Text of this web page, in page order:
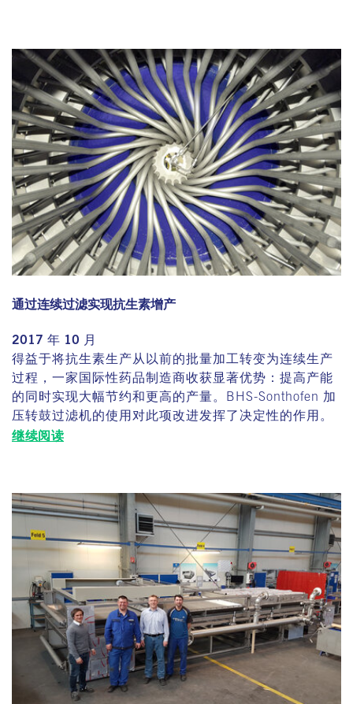
通过连续过滤实现抗生素增产
2017 年 10 月
得益于将抗生素生产从以前的批量加工转变为连续生产
过程，一家国际性药品制造商收获显著优势：提高产能
的同时实现大幅节约和更高的产量。BHS-Sonthofen 加
压转鼓过滤机的使用对此项改进发挥了决定性的作用。
继续阅读